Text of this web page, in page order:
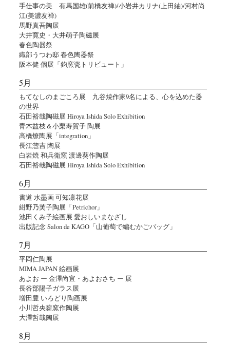
手仕事の美 有馬国雄(前橋友禅)/小岩井カリナ(上田紬)/河村尚
江(美濃友禅)
馬野真吾陶展
大井寛史・大井萌子陶磁展
春色陶器祭
織部うつわ邸 春色陶器祭
阪本健 個展「鈞窯瓷トリビュート」
5月
もてなしのまごころ展 九谷焼作家9名による、心を込めた器
の世界
石田裕哉陶磁展 Hiroya Ishida Solo Exhibition
青木益枝＆小栗寿賀子 陶展
高橋燎陶展「integration」
長江惣吉 陶展
白岩焼 和兵衛窯 渡邊葵作陶展
石田裕哉陶磁展 Hiroya Ishida Solo Exhibition
6月
書道 水墨画 可知凛花展
紺野乃芙子陶展「Petrichor」
池田くみ子絵画展 愛おしいまなざし
出版記念 Salon de KAGO「山葡萄で編むかごバッグ」
7月
平岡仁陶展
MIMA JAPAN 絵画展
あよお ー 金澤尚宜・あよおさち ー 展
長谷部陽子ガラス展
増田豊 いろどり陶画展
小川哲央薪窯作陶展
大澤哲哉陶展
8月